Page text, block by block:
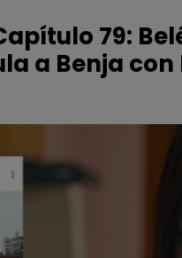
79:
a Benja